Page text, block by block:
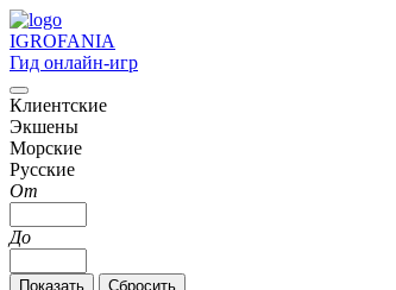
IGROFANIA
Гид онлайн-игр
Клиентские
Экшены
Морские
Русские
От
До